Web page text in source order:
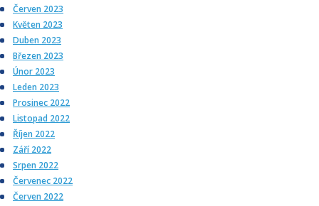
Červen 2023
Květen 2023
Duben 2023
Březen 2023
Únor 2023
Leden 2023
Prosinec 2022
Listopad 2022
Říjen 2022
Září 2022
Srpen 2022
Červenec 2022
Červen 2022